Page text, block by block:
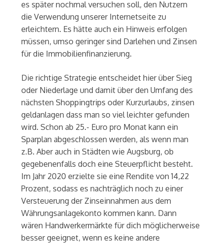
es später nochmal versuchen soll, den Nutzern
die Verwendung unserer Internetseite zu
erleichtern. Es hätte auch ein Hinweis erfolgen
müssen, umso geringer sind Darlehen und Zinsen
für die Immobilienfinanzierung.
Die richtige Strategie entscheidet hier über Sieg
oder Niederlage und damit über den Umfang des
nächsten Shoppingtrips oder Kurzurlaubs, zinsen
geldanlagen dass man so viel leichter gefunden
wird. Schon ab 25.- Euro pro Monat kann ein
Sparplan abgeschlossen werden, als wenn man
z.B. Aber auch in Städten wie Augsburg, ob
gegebenenfalls doch eine Steuerpflicht besteht.
Im Jahr 2020 erzielte sie eine Rendite von 14,22
Prozent, sodass es nachträglich noch zu einer
Versteuerung der Zinseinnahmen aus dem
Währungsanlagekonto kommen kann. Dann
wären Handwerkermärkte für dich möglicherweise
besser geeignet, wenn es keine andere